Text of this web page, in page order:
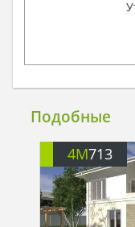
Подобные
4M713